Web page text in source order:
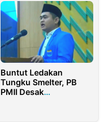
Buntut Ledakan
Tungku Smelter, PB
PMII Desak